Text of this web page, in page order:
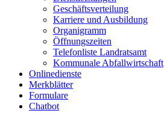
Geschäftsverteilung
Karriere und Ausbildung
Organigramm
Öffnungszeiten
Telefonliste Landratsamt
Kommunale Abfallwirtschaft
Onlinedienste
Merkblätter
Formulare
Chatbot